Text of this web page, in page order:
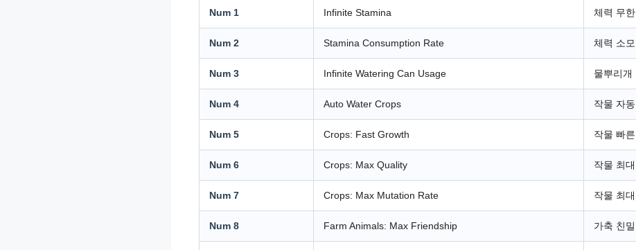
Num 1 Infinite Stamina 체력 무한
Num 2 Stamina Consumption Rate 체력 소
Num 3 Infinite Watering Can Usage 물뿌리개
Num 4 Auto Water Crops 작물 자
Num 5 Crops: Fast Growth 작물 빠
Num 6 Crops: Max Quality 작물 최
Num 7 Crops: Max Mutation Rate 작물 최
Num 8 Farm Animals: Max Friendship 가축 친